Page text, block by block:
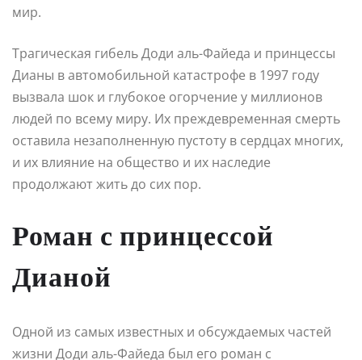
мир.
Трагическая гибель Доди аль-Файеда и принцессы
Дианы в автомобильной катастрофе в 1997 году
вызвала шок и глубокое огорчение у миллионов
людей по всему миру. Их преждевременная смерть
оставила незаполненную пустоту в сердцах многих,
и их влияние на общество и их наследие
продолжают жить до сих пор.
Роман с принцессой
Дианой
Одной из самых известных и обсуждаемых частей
жизни Доди аль-Файеда был его роман с